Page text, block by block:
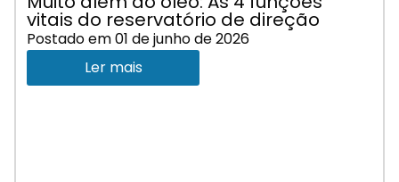
vitais do reservatório de direção
Postado em01 de junho de 2026
Ler mais